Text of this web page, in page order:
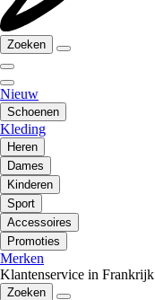
Zoeken
Nieuw
Schoenen
Kleding
Heren
Dames
Kinderen
Sport
Accessoires
Promoties
Merken
Klantenservice in Frankrijk
Zoeken